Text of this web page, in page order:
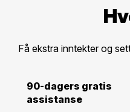
Få ekstra inntekter og
90-dagers gratis
assistanse